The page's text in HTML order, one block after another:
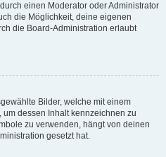
einen Moderator oder Administrator
die Möglichkeit, deine eigenen
die Board-Administration erlaubt
Bilder, welche mit einem
dessen Inhalt kennzeichnen zu
zu verwenden, hängt von deinen
gesetzt hat.